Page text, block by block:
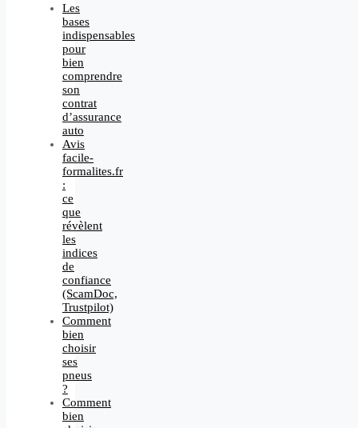
Les
bases
indispensables
pour
bien
comprendre
son
contrat
d’assurance
auto
Avis
facile-
formalites.fr
:
ce
que
révèlent
les
indices
de
confiance
(ScamDoc,
Trustpilot)
Comment
bien
choisir
ses
pneus
?
Comment
bien